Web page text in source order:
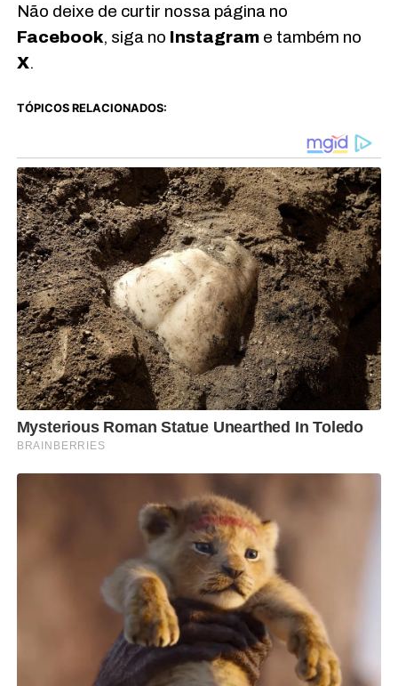
Não deixe de curtir nossa página no
Facebook, siga no Instagrame também no
X.
TÓPICOS RELACIONADOS: